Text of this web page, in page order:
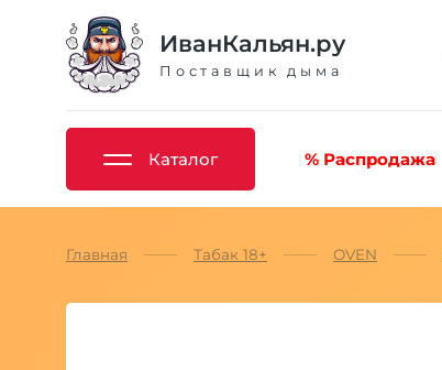
ИванКальян.ру
Поставщик дыма
Каталог % Распродажа
Главная Табак 18+ OVEN